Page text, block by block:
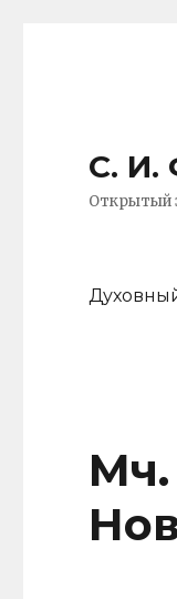
С. И.
Открытый